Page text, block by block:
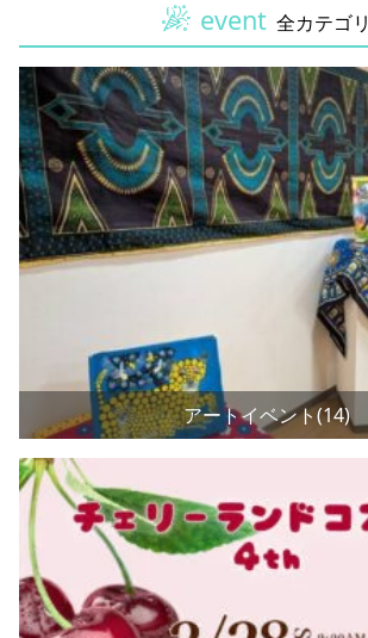
event 全カテゴリ
アートイベント(14)